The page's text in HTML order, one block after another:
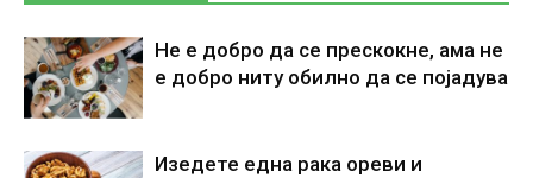
Не е добро да се прескокне, ама не
е добро ниту обилно да се појадува
Изедете една рака ореви и